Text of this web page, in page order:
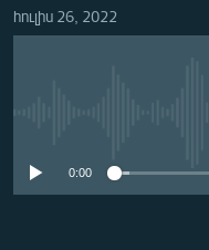
ՂԱՐԱԲԱՂ
ՄԻՋԱԶԳԱՅԻՆ
ՄՇԱԿՈՒՅԹ
հուլիս 26, 2022
0:00